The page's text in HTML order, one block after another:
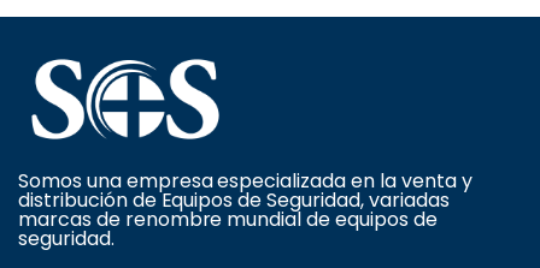
Somos una empresa especializada en la venta y
distribución de Equipos de Seguridad, variadas
marcas de renombre mundial de equipos de
seguridad.